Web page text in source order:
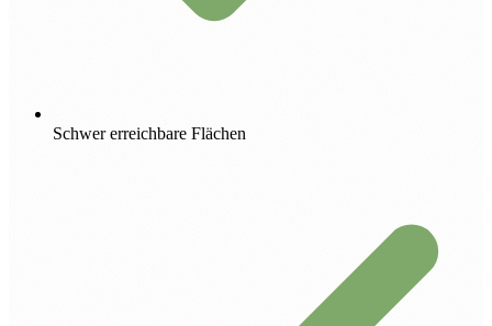
Schwer erreichbare Flächen